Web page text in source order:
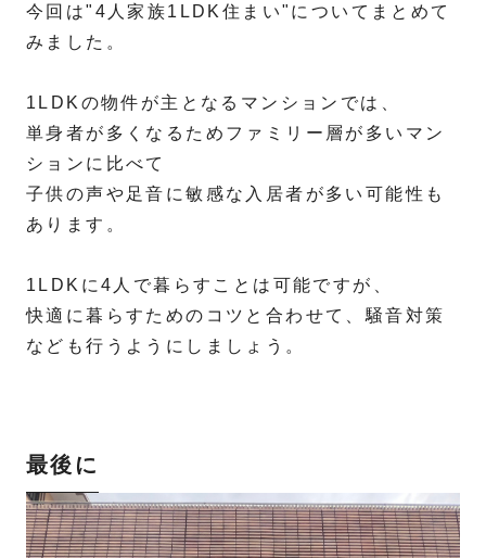
今回は"4人家族1LDK住まい"についてまとめて
みました。
1LDKの物件が主となるマンションでは、
単身者が多くなるためファミリー層が多いマン
ションに比べて
子供の声や足音に敏感な入居者が多い可能性も
あります。
1LDKに4人で暮らすことは可能ですが、
快適に暮らすためのコツと合わせて、騒音対策
なども行うようにしましょう。
最後に